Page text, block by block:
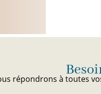
répondrons à toutes